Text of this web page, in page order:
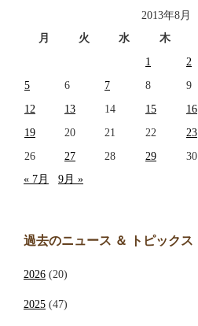
2013年8月
月
火 水 木
1
2
5
6 7 8 9
12
13 14 15 16
19
20 21 22 23
26
27 28 29 30
« 7月
9月 »
過去のニュース ＆ トピックス
2026 (20)
2025 (47)